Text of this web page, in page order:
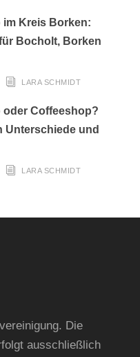
Kreis Borken:
Bocholt, Borken
LARA SCHMIDT
oder Coffeeshop?
Unterschiede und
LARA SCHMIDT
Die
ausschließlich